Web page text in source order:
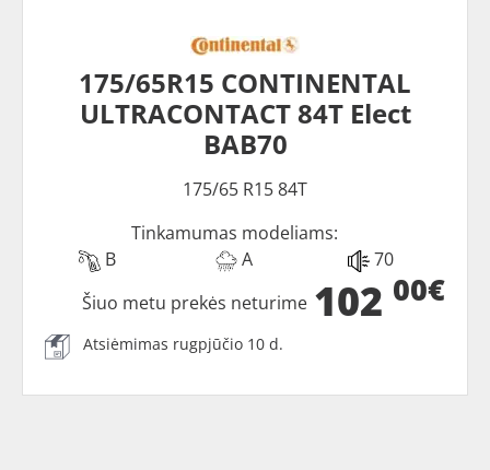
175/65R15 CONTINENTAL
ULTRACONTACT 84T Elect
BAB70
175/65 R15 84T
Tinkamumas modeliams:
B
A 70
102 00€
Šiuo metu prekės neturime
Atsiėmimas rugpjūčio 10 d.